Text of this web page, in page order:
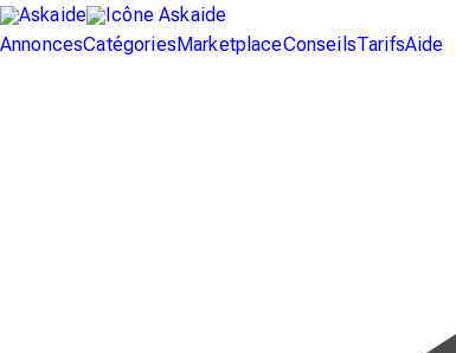
AnnoncesCatégoriesMarketplaceConseilsTarifsAide